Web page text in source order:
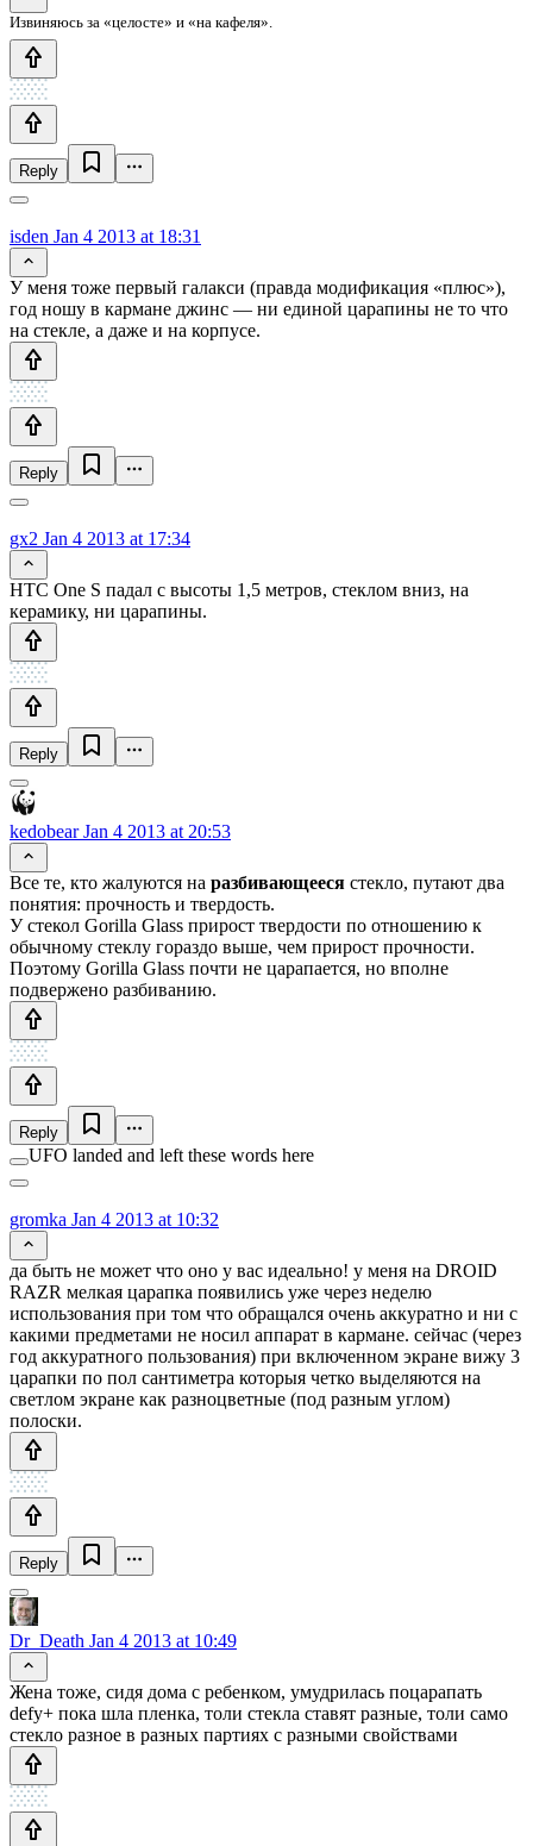
Извиняюсь за «целосте» и «на кафеля».
Reply
isden Jan 4 2013 at 18:31
У меня тоже первый галакси (правда модификация «плюс»),
год ношу в кармане джинс — ни единой царапины не то что
на стекле, а даже и на корпусе.
Reply
gx2 Jan 4 2013 at 17:34
HTC One S падал с высоты 1,5 метров, стеклом вниз, на
керамику, ни царапины.
Reply
kedobearJan 4 2013 at 20:53
Все те, кто жалуются на разбивающееся стекло, путают два
понятия: прочность и твердость.
У стекол Gorilla Glass прирост твердости по отношению к
обычному стеклу гораздо выше, чем прирост прочности.
Поэтому Gorilla Glass почти не царапается, но вполне
подвержено разбиванию.
Reply
UFO landed and left these words here
gromka Jan 4 2013 at 10:32
да быть не может что оно у вас идеально! у меня на DROID
RAZR мелкая царапка появились уже через неделю
использования при том что обращался очень аккуратно и ни с
какими предметами не носил аппарат в кармане. сейчас (через
год аккуратного пользования) при включенном экране вижу 3
царапки по пол сантиметра которыя четко выделяются на
светлом экране как разноцветные (под разным углом)
полоски.
Reply
Dr_Death Jan 4 2013 at 10:49
Жена тоже, сидя дома с ребенком, умудрилась поцарапать
defy+ пока шла пленка, толи стекла ставят разные, толи само
стекло разное в разных партиях с разными свойствами